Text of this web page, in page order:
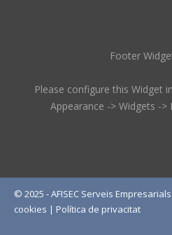
Footer
Please configure this Widget
Appearance -> Widgets -
© 2025 - AFISEC Serveis Empresarials
cookies | Política de privacitat